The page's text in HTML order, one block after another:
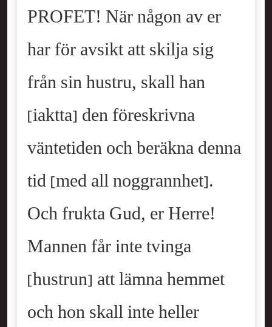
PROFET! När någon av er
har för avsikt att skilja sig
från sin hustru, skall han
[iaktta] den föreskrivna
väntetiden och beräkna denna
tid [med all noggrannhet].
Och frukta Gud, er Herre!
Mannen får inte tvinga
[hustrun] att lämna hemmet
och hon skall inte heller